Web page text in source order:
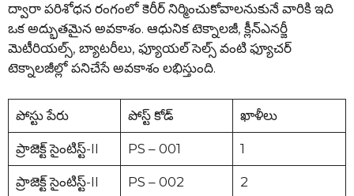
ద్వారా పరిశోధన రంగంలో కెరీర్ నిర్మించుకోవాలనుకునే వారికి ఇది
ఒక అద్భుతమైన అవకాశం. ఆధునిక టెక్నాలజీ, క్లీన్ఎనర్జీ
మెటీరియల్స్, బ్యాటరీలు, ఫ్యూయల్ సెల్స్ వంటి ఫ్యూచర్
టెక్నాలజీల్లో పనిచేసే అవకాశం లభిస్తుంది.
పోస్టు పేరు పోస్ట్ కోడ్ ఖాళీలు
ప్రాజెక్ట్ సైంటిస్ట్-II PS – 001 1
ప్రాజెక్ట్ సైంటిస్ట్-II PS – 002 2